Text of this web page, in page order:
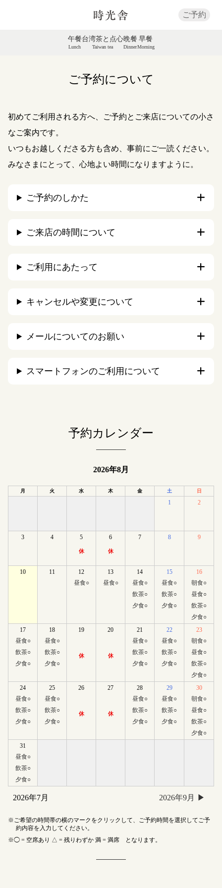
ご予約
午餐
Lunch
台湾茶と点心
Taiwan tea
晩餐
Dinner
早餐
Morning
ご予約について
初めてご利用される方へ、ご予約とご来店についての小さ
なご案内です。
いつもお越しくださる方も含め、事前にご一読ください。
みなさまにとって、心地よい時間になりますように。
ご予約のしかた
ご来店の時間について
ご利用にあたって
キャンセルや変更について
メールについてのお願い
スマートフォンのご利用について
予約カレンダー
2026年8月
月 火 水 木 金 土 日
1 2
3 4 5
休
6
休
7 8 9
10 11
12
昼食○
13
昼食○
14
昼食○
飲茶○
夕食○
15
昼食○
飲茶○
夕食○
16
朝食○
昼食○
飲茶○
夕食○
17
昼食○
飲茶○
夕食○
18
昼食○
飲茶○
夕食○
19
休
20
休
21
昼食○
飲茶○
夕食○
22
昼食○
飲茶○
夕食○
23
朝食○
昼食○
飲茶○
夕食○
24
昼食○
飲茶○
夕食○
25
昼食○
飲茶○
夕食○
26
休
27
休
28
昼食○
飲茶○
夕食○
29
昼食○
飲茶○
夕食○
30
朝食○
昼食○
飲茶○
夕食○
31
昼食○
飲茶○
夕食○
2026年7月 2026年9月
ご希望の時間帯の横のマークをクリックして、ご予約時間を選択してご予
約内容を入力してください。
◯ = 空席あり △ = 残りわずか 満 = 満席 となります。